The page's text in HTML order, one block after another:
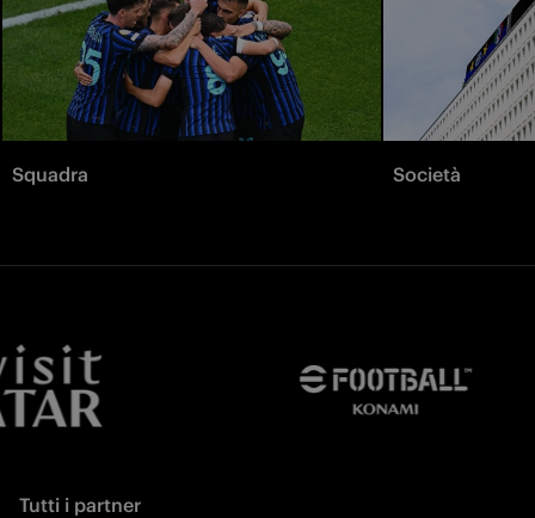
Squadra Società
Tutti i partner